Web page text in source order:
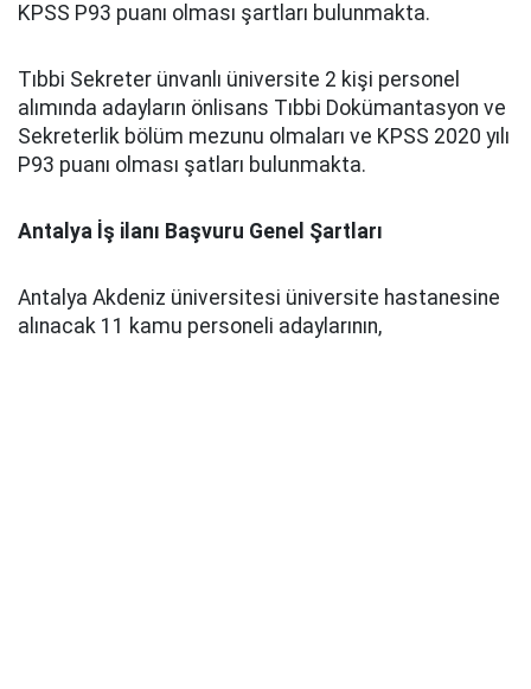
KPSS P93 puanı olması şartları bulunmakta.
Tıbbi Sekreter ünvanlı üniversite 2 kişi personel
alımında adayların önlisans Tıbbi Dokümantasyon ve
Sekreterlik bölüm mezunu olmaları ve KPSS 2020 yılı
P93 puanı olması şatları bulunmakta.
Antalya İş ilanı Başvuru Genel Şartları
Antalya Akdeniz üniversitesi üniversite hastanesine
alınacak 11 kamu personeli adaylarının,